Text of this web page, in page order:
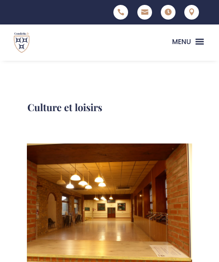




MENU
Culture et loisirs